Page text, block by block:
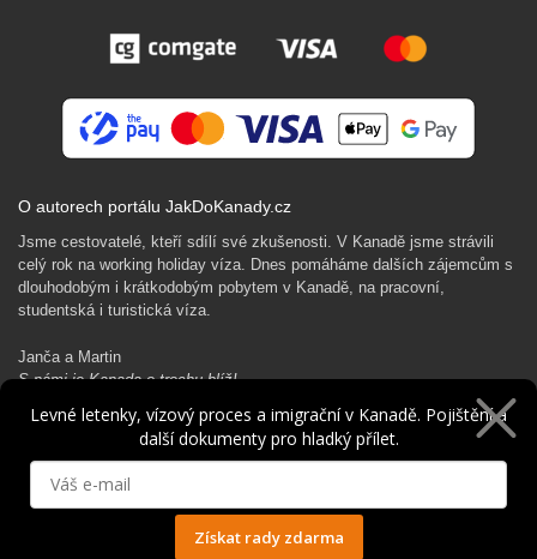
O autorech portálu JakDoKanady.cz
Jsme cestovatelé, kteří sdílí své zkušenosti. V Kanadě jsme strávili
celý rok na working holiday víza. Dnes pomáháme dalších zájemcům s
dlouhodobým i krátkodobým pobytem v Kanadě, na pracovní,
studentská i turistická víza.
Janča a Martin
S námi je Kanada o trochu blíž!
Rádi Ti pomůžeme s kanadským dobrodružstvím…
Levné letenky, vízový proces a imigrační v Kanadě. Pojištění a
další dokumenty pro hladký přílet.
Získat rady zdarma